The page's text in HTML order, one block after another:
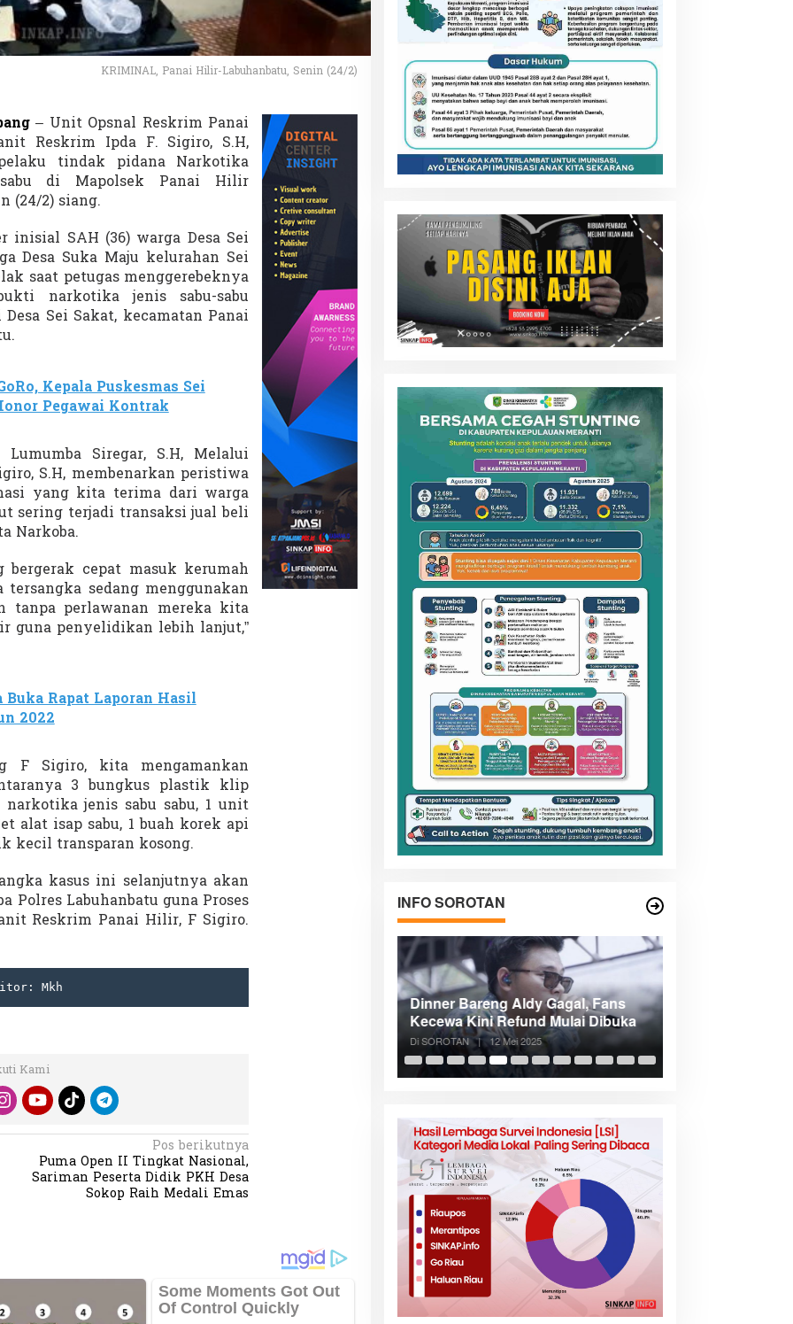
KRIMINAL, Panai Hilir-Labuhanbatu, Senin (24/2)
– Unit Opsnal Reskrim Panai
Reskrim Ipda F. Sigiro, S.H,
tindak pidana Narkotika
di Mapolsek Panai Hilir
(24/2) siang.
inisial SAH (36) warga Desa Sei
Desa Suka Maju kelurahan Sei
saat petugas menggerebeknya
narkotika jenis sabu-sabu
Sei Sakat, kecamatan Panai
Kepala Puskesmas Sei
Pegawai Kontrak
Siregar, S.H, Melalui
S.H, membenarkan peristiwa
yang kita terima dari warga
sering terjadi transaksi jual beli
Narkoba.
bergerak cepat masuk kerumah
sedang menggunakan
tanpa perlawanan mereka kita
guna penyelidikan lebih lanjut,”
Buka Rapat Laporan Hasil
2022
F Sigiro, kita mengamankan
3 bungkus plastik klip
jenis sabu sabu, 1 unit
alat isap sabu, 1 buah korek api
kecil transparan kosong.
kasus ini selanjutnya akan
Polres Labuhanbatu guna Proses
Reskrim Panai Hilir, F Sigiro.
Mkh
Kami
Pos berikutnya
Puma Open II Tingkat Nasional,
Sariman Peserta Didik PKH Desa
Sokop Raih Medali Emas
INFO SOROTAN
Batas Tanah
Rekognisi Sejarah Kerajaan Siak
Dinner Bareng Aldy Gagal, Fans
Kecewa Kini Refund Mulai Dibuka
Di SOROTAN | 12 Mei 2025